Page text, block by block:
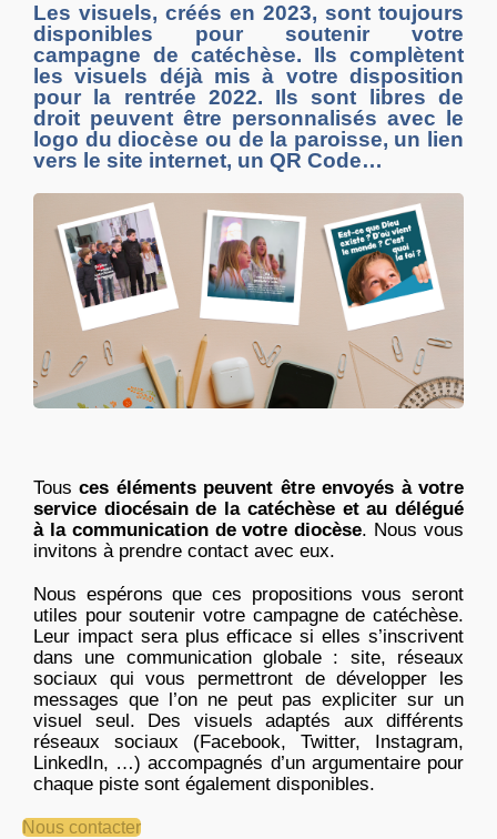
Les visuels, créés en 2023, sont toujours
disponibles pour soutenir votre
campagne de catéchèse. Ils complètent
les visuels déjà mis à votre disposition
pour la rentrée 2022. Ils sont libres de
droit peuvent être personnalisés avec le
logo du diocèse ou de la paroisse, un lien
vers le site internet, un QR Code…
Tousces éléments peuvent être envoyés à votre
service diocésain de la catéchèse et au délégué
à la communication de votre diocèse. Nous vous
invitons à prendre contact avec eux.
Nous espérons que ces propositions vous seront
utiles pour soutenir votre campagne de catéchèse.
Leur impact sera plus efficace si elles s’inscrivent
dans une communication globale : site, réseaux
sociaux qui vous permettront de développer les
messages que l’on ne peut pas expliciter sur un
visuel seul. Des visuels adaptés aux différents
réseaux sociaux (Facebook, Twitter, Instagram,
LinkedIn, …) accompagnés d’un argumentaire pour
chaque piste sont également disponibles.
Nous contacter